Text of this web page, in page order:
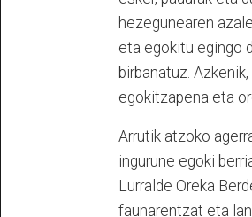
hezegunearen
eta egokitu egingo
birbanatuz.
egokitzapena eta
Arrutik atzoko
ingurune egoki
Lurralde Oreka
faunarentzat eta